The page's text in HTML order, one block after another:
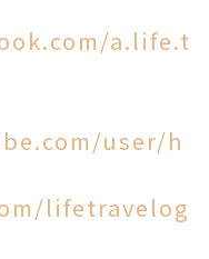
a.life.t
user/h
lifetravelog